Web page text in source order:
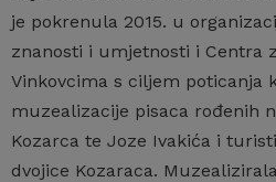
je pokrenula 2015. u
znanosti i umjetnosti i Centra
Vinkovcima s ciljem poticanja
muzealizacije pisaca rođenih
Kozarca te Joze Ivakića i
dvojice Kozaraca.